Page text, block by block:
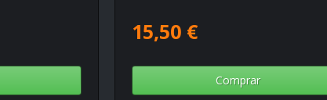
15,50 €
Comprar